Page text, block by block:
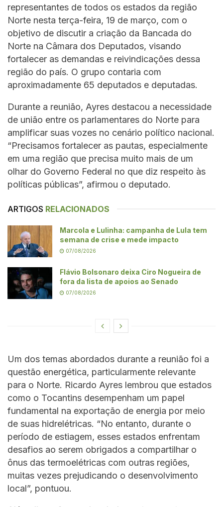
representantes de todos os estados da região
Norte nesta terça-feira, 19 de março, com o
objetivo de discutir a criação da Bancada do
Norte na Câmara dos Deputados, visando
fortalecer as demandas e reivindicações dessa
região do país. O grupo contaria com
aproximadamente 65 deputados e deputadas.
Durante a reunião, Ayres destacou a necessidade
de união entre os parlamentares do Norte para
amplificar suas vozes no cenário político nacional.
“Precisamos fortalecer as pautas, especialmente
em uma região que precisa muito mais de um
olhar do Governo Federal no que diz respeito às
políticas públicas”, afirmou o deputado.
ARTIGOS RELACIONADOS
Marcola e Lulinha: campanha de Lula tem
semana de crise e mede impacto
07/08/2026
Flávio Bolsonaro deixa Ciro Nogueira de
fora da lista de apoios ao Senado
07/08/2026
Um dos temas abordados durante a reunião foi a
questão energética, particularmente relevante
para o Norte. Ricardo Ayres lembrou que estados
como o Tocantins desempenham um papel
fundamental na exportação de energia por meio
de suas hidrelétricas. “No entanto, durante o
período de estiagem, esses estados enfrentam
desafios ao serem obrigados a compartilhar o
ônus das termoelétricas com outras regiões,
muitas vezes prejudicando o desenvolvimento
local”, pontuou.